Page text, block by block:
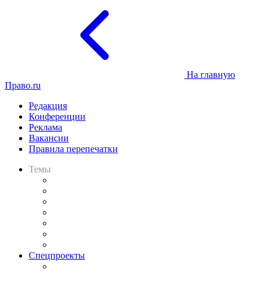
На главную
Право.ru
Редакция
Конференции
Реклама
Вакансии
Правила перепечатки
Темы
Спецпроекты